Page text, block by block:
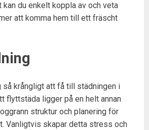
du enkelt koppla av och veta
att komma hem till ett fräscht
så krångligt att få till städningen i
flyttstäda ligger på en helt annan
struktur och planering för
Vanligtvis skapar detta stress och